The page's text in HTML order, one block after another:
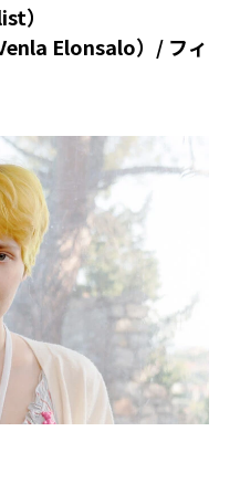
）
Elonsalo）/ フィ